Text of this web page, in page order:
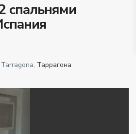
спальнями
Таррагона